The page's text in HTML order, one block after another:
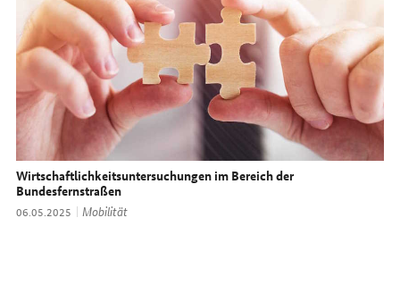
Wirtschaftlichkeitsuntersuchungen im Bereich der
Bundesfernstraßen
Datum:
06.05.2025 Thema:
Mobilität